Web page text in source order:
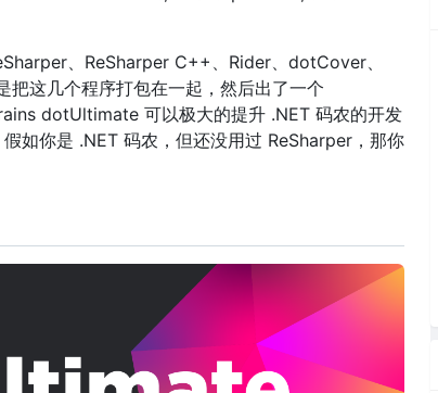
、ReSharper C++、Rider、dotCover、
这几个程序打包在一起，然后出了一个
dotUltimate 可以极大的提升 .NET 码农的开发
如你是 .NET 码农，但还没用过 ReSharper，那你